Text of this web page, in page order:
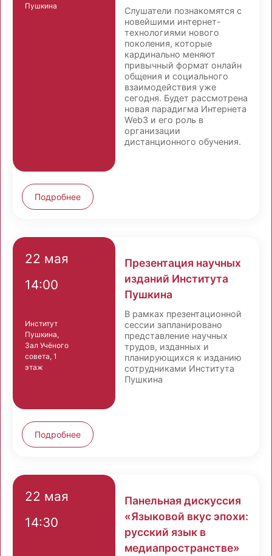
Пушкина
Слушатели познакомятся с
новейшими интернет-
технологиями нового
поколения, которые
кардинально меняют
привычный формат онлайн
общения и социального
взаимодействия уже
сегодня. Будет рассмотрена
новая парадигма Интернета
Web3 и его роль в
организации
дистанционного обучения.
Подробнее
22 мая
14:00
Институт
Пушкина,
Зал Учёного
совета, 1
этаж
Презентация научных
изданий Института
Пушкина
В рамках презентационной
сессии запланировано
представление научных
трудов, изданных и
планирующихся к изданию
сотрудниками Института
Пушкина
Подробнее
22 мая
14:30
Панельная дискуссия
«Языковой вкус эпохи:
русский язык в
медиапространстве»